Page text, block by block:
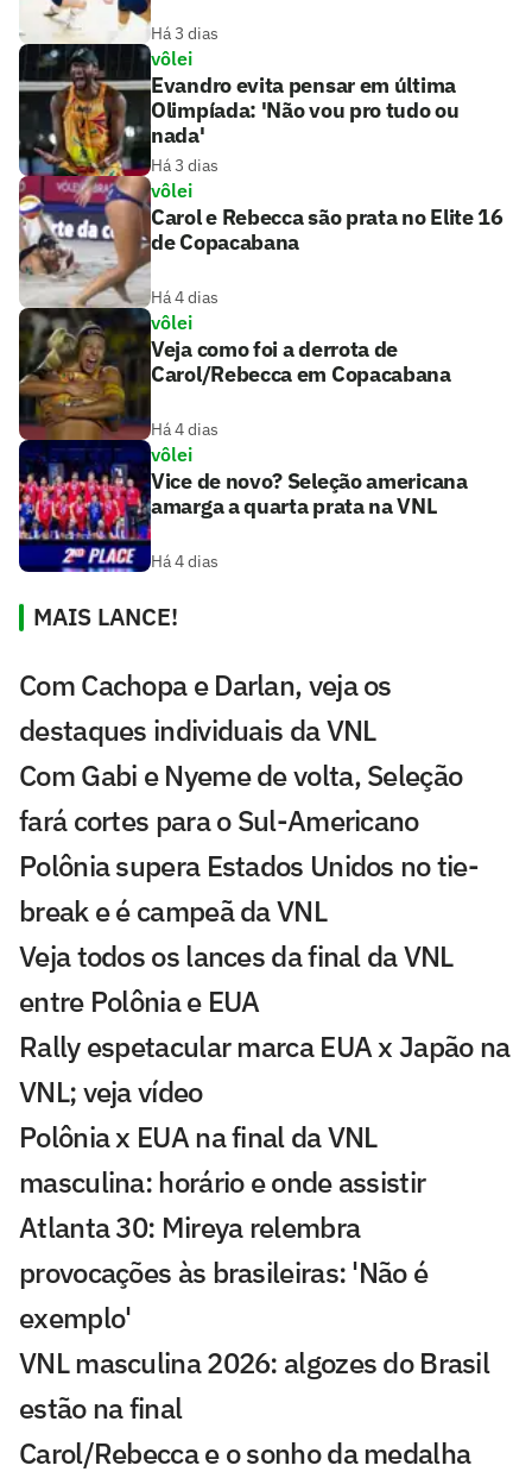
Há 3 dias
vôlei
Evandro evita pensar em última
Olimpíada: 'Não vou pro tudo ou
nada'
Há 3 dias
vôlei
Carol e Rebecca são prata no Elite 16
de Copacabana
Há 4 dias
vôlei
Veja como foi a derrota de
Carol/Rebecca em Copacabana
Há 4 dias
vôlei
Vice de novo? Seleção americana
amarga a quarta prata na VNL
Há 4 dias
MAIS LANCE!
Com Cachopa e Darlan, veja os
destaques individuais da VNL
Com Gabi e Nyeme de volta, Seleção
fará cortes para o Sul-Americano
Polônia supera Estados Unidos no tie-
break e é campeã da VNL
Veja todos os lances da final da VNL
entre Polônia e EUA
Rally espetacular marca EUA x Japão na
VNL; veja vídeo
Polônia x EUA na final da VNL
masculina: horário e onde assistir
Atlanta 30: Mireya relembra
provocações às brasileiras: 'Não é
exemplo'
VNL masculina 2026: algozes do Brasil
estão na final
Carol/Rebecca e o sonho da medalha